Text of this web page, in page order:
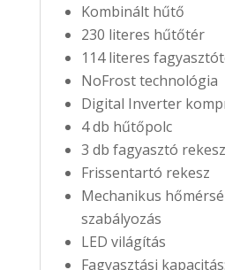
Kombinált hűtő
230 literes hűtőtér
114 literes
NoFrost technológia
Digital Inverter
4 db hűtőpolc
3 db fagyasztó rekesz
Frissentartó rekesz
Mechanikus
szabályozás
LED világítás
Fagyasztási